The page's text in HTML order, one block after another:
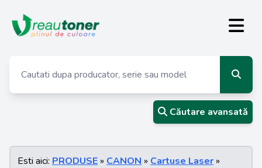
Căutare avansată
Esti aici: PRODUSE » CANON » Cartuse Laser »